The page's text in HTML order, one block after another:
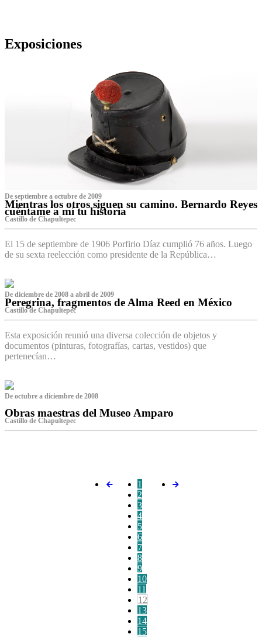
Exposiciones
De septiembre a octubre de 2009
Mientras los otros siguen su camino. Bernardo Reyes
cuéntame a mí tu historia
Castillo de Chapultepec
El 15 de septiembre de 1906 Porfirio Díaz cumplió 76 años. Luego
de su sexta reelección como presidente de la República…
De diciembre de 2008 a abril de 2009
Peregrina, fragmentos de Alma Reed en México
Castillo de Chapultepec
Esta exposición reunió una diversa colección de objetos y
documentos (pinturas, fotografías, cartas, vestidos) que
pertenecían…
De octubre a diciembre de 2008
Obras maestras del Museo Amparo
Castillo de Chapultepec
1
2
3
4
5
6
7
8
9
10
11
12
13
14
15